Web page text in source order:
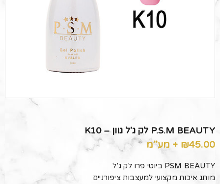
P.S.M BEAUTY לק ג’ל גוון – K10
₪45.00 + מע"מ
PSM BEAUTY ביוטי פרו לק ג’ל
מותג איכות מקצועי למעצבות ציפורניים